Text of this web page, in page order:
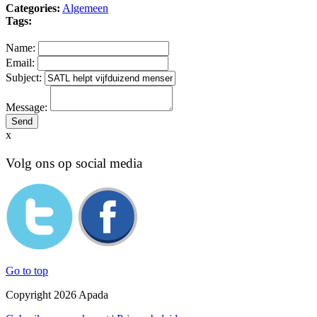
Categories: Algemeen
Tags:
Name:
Email:
Subject:
Message:
x
Volg ons op social media
Go to top
Copyright 2026 Apada